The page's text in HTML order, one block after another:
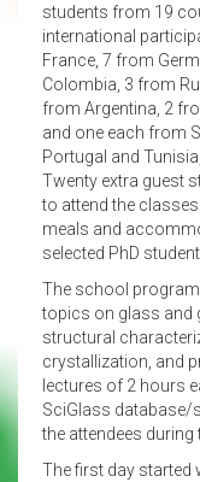
students from 19
international
France, 7 from
Colombia, 3 from
from Argentina, 2
and one each from
Portugal and
Twenty extra guest
to attend the
meals and
selected PhD
The school program
topics on glass and
structural
crystallization, and
lectures of 2 hours
SciGlass database/
the attendees during
The first day started